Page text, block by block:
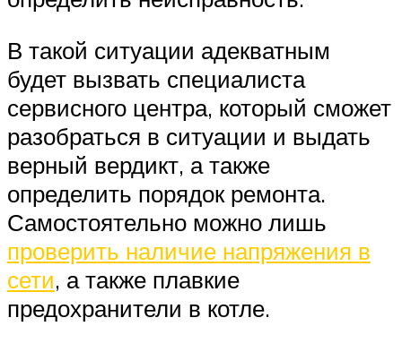
В такой ситуации адекватным
будет вызвать специалиста
сервисного центра, который сможет
разобраться в ситуации и выдать
верный вердикт, а также
определить порядок ремонта.
Самостоятельно можно лишь
проверить наличие напряжения в
сети, а также плавкие
предохранители в котле.